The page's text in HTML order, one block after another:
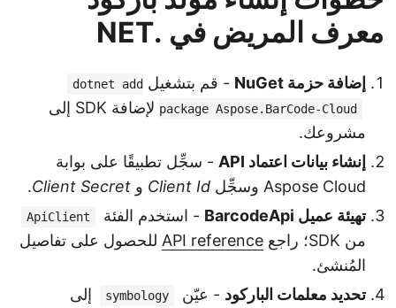
معرف المريض في .NET
إضافة حزمة NuGet - قم بتشغيل dotnet add
package Aspose.BarCode-Cloud
لإضافة SDK إلى
مشروعك.
إنشاء بيانات اعتماد API
- سجِّل تطبيقًا على بوابة
Aspose Cloud وسجِّل
Client IdوClient Secret
.
تهيئة عميل BarcodeApi
- استخدم الفئة ApiClient
من SDK؛ راجع API referenceللحصول على تفاصيل
المُنشئ.
تحديد معلمات الباركود- عيّن symbology إلى